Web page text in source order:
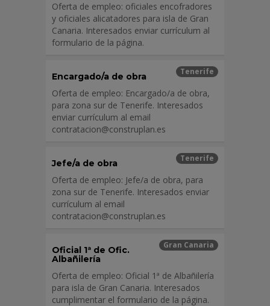
Oferta de empleo: oficiales encofradores
y oficiales alicatadores para isla de Gran
Canaria. Interesados enviar currículum al
formulario de la página.
Tenerife
Encargado/a de obra
Oferta de empleo: Encargado/a de obra,
para zona sur de Tenerife. Interesados
enviar currículum al email
contratacion@construplan.es
Tenerife
Jefe/a de obra
Oferta de empleo: Jefe/a de obra, para
zona sur de Tenerife. Interesados enviar
currículum al email
contratacion@construplan.es
Gran Canaria
Oficial 1ª de Ofic.
Albañilería
Oferta de empleo: Oficial 1ª de Albañilería
para isla de Gran Canaria. Interesados
cumplimentar el formulario de la página.